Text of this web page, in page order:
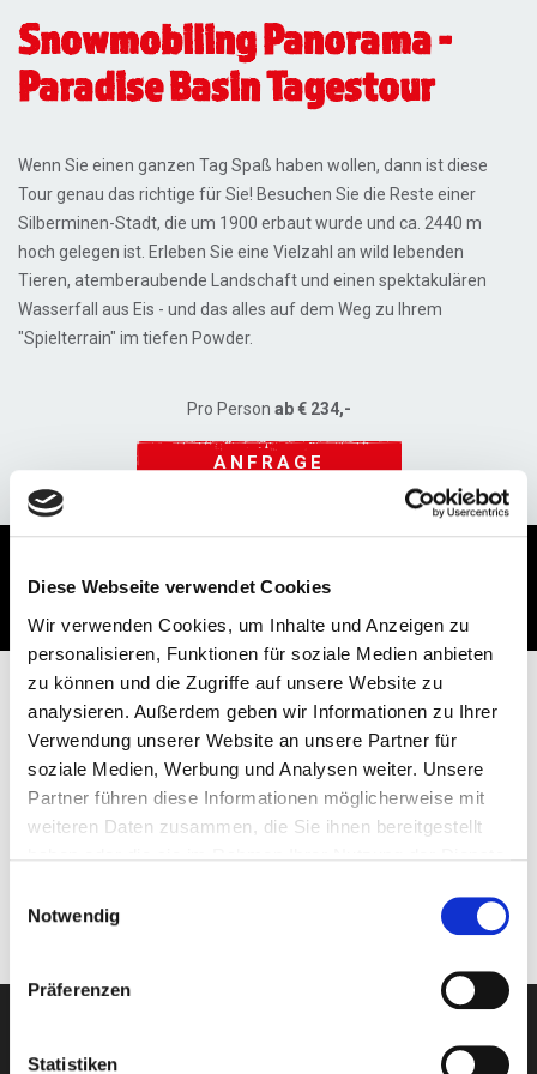
Diese Webseite verwendet Cookies
Wir verwenden Cookies, um Inhalte und Anzeigen zu
personalisieren, Funktionen für soziale Medien anbieten
zu können und die Zugriffe auf unsere Website zu
analysieren. Außerdem geben wir Informationen zu Ihrer
Verwendung unserer Website an unsere Partner für
soziale Medien, Werbung und Analysen weiter. Unsere
Partner führen diese Informationen möglicherweise mit
weiteren Daten zusammen, die Sie ihnen bereitgestellt
Notwendig
Präferenzen
Statistiken
Snowmobiling Panorama -
Paradise Basin Tagestour
Wenn Sie einen ganzen Tag Spaß haben wollen, dann ist diese
Tour genau das richtige für Sie! Besuchen Sie die Reste einer
Silberminen-Stadt, die um 1900 erbaut wurde und ca. 2440 m
hoch gelegen ist. Erleben Sie eine Vielzahl an wild lebenden
Tieren, atemberaubende Landschaft und einen spektakulären
Wasserfall aus Eis - und das alles auf dem Weg zu Ihrem
"Spielterrain" im tiefen Powder.
Pro Person ab € 234,-
ANFRAGE
Leistungen
Preis für Snowmobile Tour "Paradise Basin"
Saison Preis für "Driver"